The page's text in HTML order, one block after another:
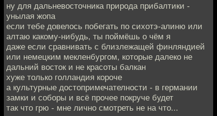
ну для дальневосточника природа прибалтики -
унылая жопа
если тебе довелось побегать по сихотэ-алиню или
алтаю какому-нибудь, ты поймёшь о чём я
даже если сравнивать с близлежащей финляндией
или немецким мекленбургом, которые далеко не
дальний восток и не красоты балкан
хуже только голландия короче
а культурные достопримечателности - в германии
замки и соборы и всё прочее покруче будет
так что грю - мне лично смотреть не на что...